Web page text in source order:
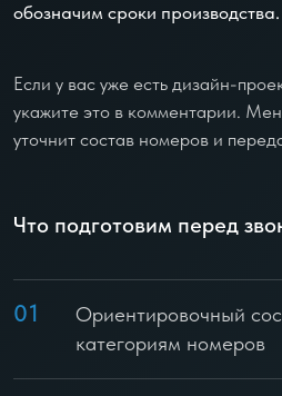
обозначим сроки производства.
Если у вас уже есть дизайн-
укажите это в комментарии.
уточнит состав номеров и
Что подготовим перед
01
Ориентировочный
категориям номеров